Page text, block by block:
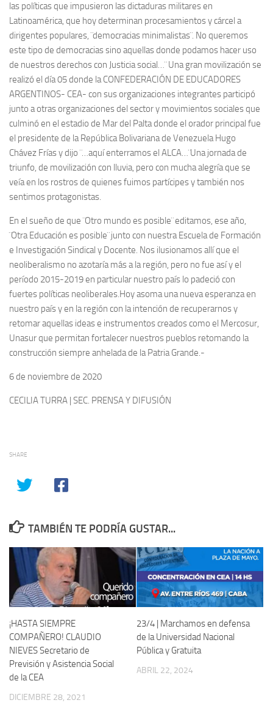
las políticas que impusieron las dictaduras militares en
Latinoamérica, que hoy determinan procesamientos y cárcel a
dirigentes populares, ¨democracias minimalistas¨. No queremos
este tipo de democracias sino aquellas donde podamos hacer uso
de nuestros derechos con Justicia social…¨ Una gran movilización se
realizó el día 05 donde la CONFEDERACIÓN DE EDUCADORES
ARGENTINOS- CEA- con sus organizaciones integrantes participó
junto a otras organizaciones del sector y movimientos sociales que
culminó en el estadio de Mar del Palta donde el orador principal fue
el presidente de la República Bolivariana de Venezuela Hugo
Chávez Frías y dijo ¨…aquí enterramos el ALCA…¨Una jornada de
triunfo, de movilización con lluvia, pero con mucha alegría que se
veía en los rostros de quienes fuimos partícipes y también nos
sentimos protagonistas.
En el sueño de que ¨Otro mundo es posible¨ editamos, ese año,
¨Otra Educación es posible¨ junto con nuestra Escuela de Formación
e Investigación Sindical y Docente. Nos ilusionamos allí que el
neoliberalismo no azotaría más a la región, pero no fue así y el
período 2015-2019 en particular nuestro país lo padeció con
fuertes políticas neoliberales.Hoy asoma una nueva esperanza en
nuestro país y en la región con la intención de recuperarnos y
retomar aquellas ideas e instrumentos creados como el Mercosur,
Unasur que permitan fortalecer nuestros pueblos retomando la
construcción siempre anhelada de la Patria Grande.-
6 de noviembre de 2020
CECILIA TURRA | SEC. PRENSA Y DIFUSIÓN
SHARE
TAMBIÉN TE PODRÍA GUSTAR...
¡HASTA SIEMPRE
COMPAÑERO! CLAUDIO
NIEVES Secretario de
Previsión y Asistencia Social
de la CEA
DICIEMBRE 28, 2021
23/4 | Marchamos en defensa
de la Universidad Nacional
Pública y Gratuita
ABRIL 22, 2024